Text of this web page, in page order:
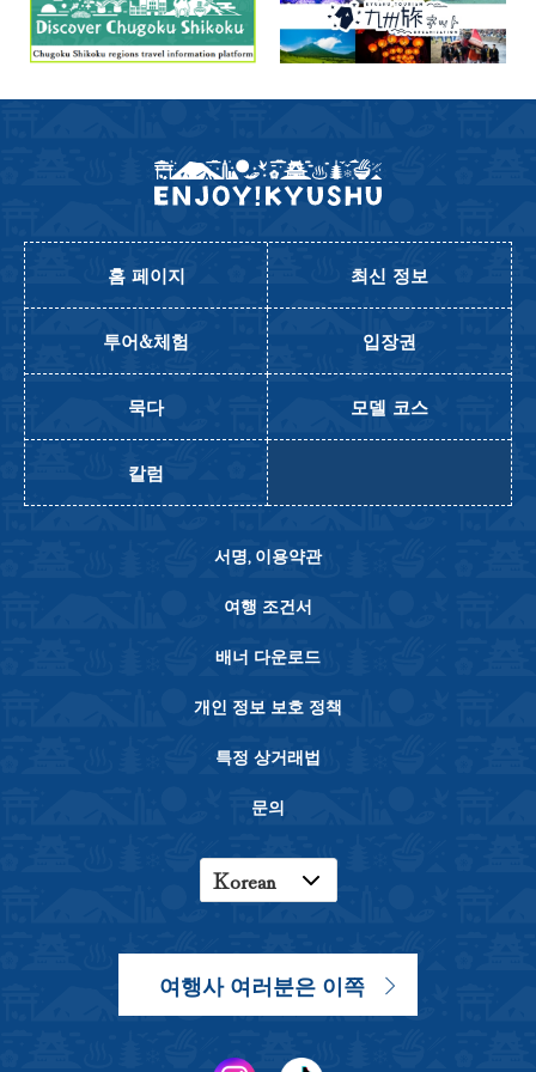
홈 페이지 최신 정보
투어&체험 입장권
묵다 모델 코스
칼럼
서명, 이용약관
여행 조건서
배너 다운로드
개인 정보 보호 정책
특정 상거래법
문의
Korean
Chinese
여행사 여러분은 이쪽